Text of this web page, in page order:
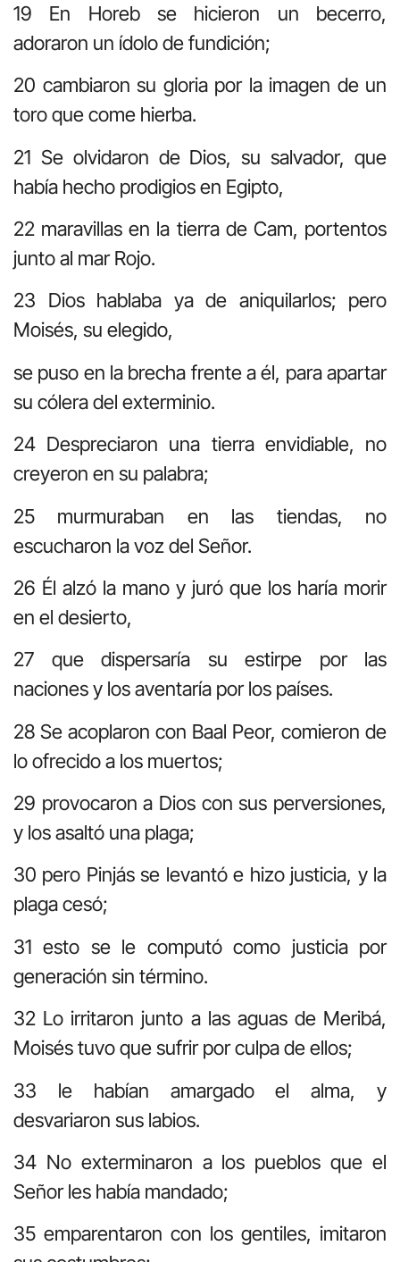
19 En Horeb se hicieron un becerro,
adoraron un ídolo de fundición;
20 cambiaron su gloria por la imagen de un
toro que come hierba.
21 Se olvidaron de Dios, su salvador, que
había hecho prodigios en Egipto,
22 maravillas en la tierra de Cam, portentos
junto al mar Rojo.
23 Dios hablaba ya de aniquilarlos; pero
Moisés, su elegido,
se puso en la brecha frente a él, para apartar
su cólera del exterminio.
24 Despreciaron una tierra envidiable, no
creyeron en su palabra;
25 murmuraban en las tiendas, no
escucharon la voz del Señor.
26 Él alzó la mano y juró que los haría morir
en el desierto,
27 que dispersaría su estirpe por las
naciones y los aventaría por los países.
28 Se acoplaron con Baal Peor, comieron de
lo ofrecido a los muertos;
29 provocaron a Dios con sus perversiones,
y los asaltó una plaga;
30 pero Pinjás se levantó e hizo justicia, y la
plaga cesó;
31 esto se le computó como justicia por
generación sin término.
32 Lo irritaron junto a las aguas de Meribá,
Moisés tuvo que sufrir por culpa de ellos;
33 le habían amargado el alma, y
desvariaron sus labios.
34 No exterminaron a los pueblos que el
Señor les había mandado;
35 emparentaron con los gentiles, imitaron